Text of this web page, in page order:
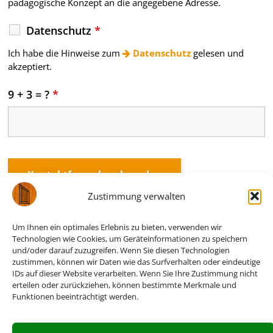
Zustimmung verwalten
Um Ihnen ein optimales Erlebnis zu bieten, verwenden wir
Technologien wie Cookies, um Geräteinformationen zu speichern
und/oder darauf zuzugreifen. Wenn Sie diesen Technologien
zustimmen, können wir Daten wie das Surfverhalten oder eindeutige
IDs auf dieser Website verarbeiten. Wenn Sie Ihre Zustimmung nicht
erteilen oder zurückziehen, können bestimmte Merkmale und
Funktionen beeinträchtigt werden.
Datenschutz*
Ich habe die Hinweise zum Datenschutz gelesen und
akzeptiert.
9 + 3 = ?*
Die Zauberharfe
im Vertrieb von CAB Records
Bergstraße 4
96129 Mistendorf
+49 (0) 9505 - 8060606
info@zauberharfe.de
Wir freuen uns auf Ihre Anfrage!